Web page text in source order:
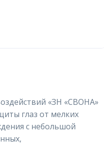
«ЗН «СВОНА»
глаз от мелких
с небольшой